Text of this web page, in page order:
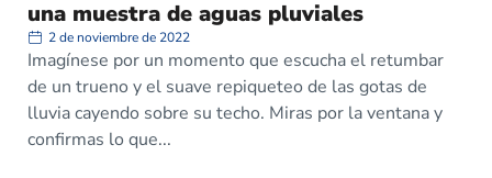
una muestra de aguas pluviales
2 de noviembre de 2022
Imagínese por un momento que escucha el retumbar
de un trueno y el suave repiqueteo de las gotas de
lluvia cayendo sobre su techo. Miras por la ventana y
confirmas lo que